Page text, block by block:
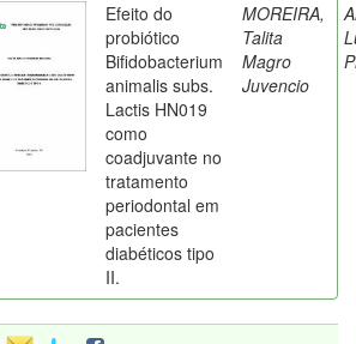
Efeito do
probiótico
Bifidobacterium
animalis subs.
Lactis HN019
como
coadjuvante no
tratamento
periodontal em
pacientes
diabéticos tipo
II.
MOREIRA,
Talita
Magro
Juvencio